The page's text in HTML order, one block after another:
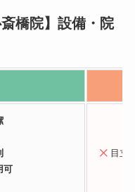
橋院】設備・院
可
目立